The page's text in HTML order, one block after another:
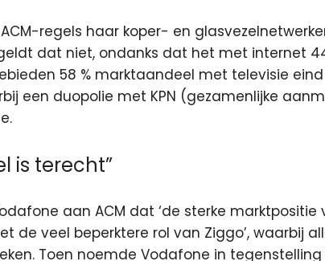
regels haar koper- en
dat niet, ondanks dat het met internet
58 % marktaandeel met televisie
een duopolie met KPN (gezamenlijke
is terecht”
aan ACM dat ‘de sterke marktpositie
de veel beperktere rol van Ziggo’, waarbij
Toen noemde Vodafone in